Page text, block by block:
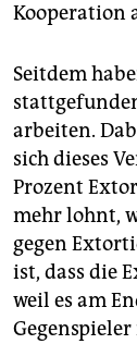
Kooperation
Seitdem
arbeiten.
sich dieses
Prozent
mehr lohnt,
gegen
ist, dass die
weil es am